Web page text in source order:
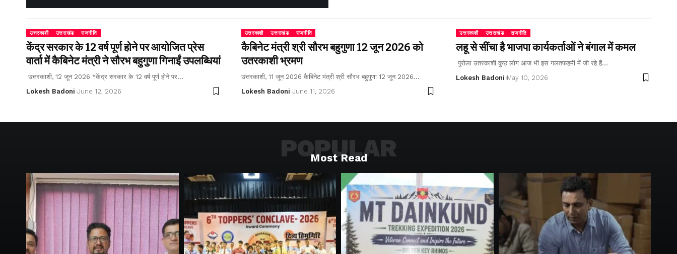
उत्तरकाशी उत्तराखंड राजनीति
केंद्र सरकार के 12 वर्ष पूर्ण होने पर आयोजित प्रेस
वार्ता में कैबिनेट मंत्री ने सौरभ बहुगुणा गिनाईं उपलब्धियां
उत्तरकाशी, 12 जून 2026 *केंद्र सरकार के 12 वर्ष पूर्ण होने पर…
Lokesh Badoni June 12, 2026
उत्तरकाशी उत्तराखंड राजनीति
कैबिनेट मंत्री श्री सौरभ बहुगुणा 12 जून 2026 को
उतरकाशी भ्रमण
उत्तरकाशी, 11 जून 2026 कैबिनेट मंत्री श्री सौरभ बहुगुणा 12 जून 2026…
Lokesh Badoni June 11, 2026
उत्तरकाशी उत्तराखंड राजनीति
लहू से सींचा है भाजपा कार्यकर्ताओं ने बंगाल में कमल
पुरोला उतरकाशी कुछ लोग आज भी इस गलतफहमी में जी रहे हैं…
Lokesh Badoni May 10, 2026
Most Read
POPULAR